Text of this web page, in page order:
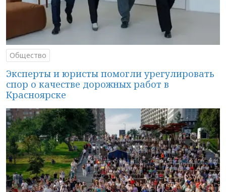
Общество
Эксперты и юристы помогли урегулировать
спор о качестве дорожных работ в
Красноярске